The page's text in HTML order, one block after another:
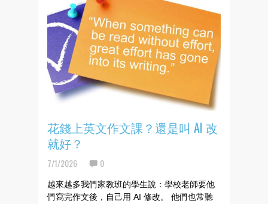
花錢上英文作文課？還是叫 AI 改
就好？
7/1/2026 0
越來越多我們家教班的學生說：學校老師要他
們寫完作文後，自己用 AI 修改。 他們也常聽